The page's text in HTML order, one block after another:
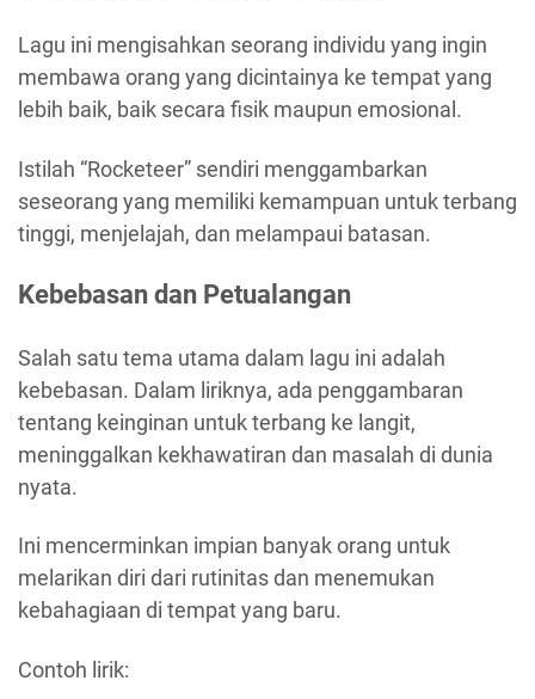
Lagu ini mengisahkan seorang individu yang ingin
membawa orang yang dicintainya ke tempat yang
lebih baik, baik secara fisik maupun emosional.
Istilah “Rocketeer” sendiri menggambarkan
seseorang yang memiliki kemampuan untuk terbang
tinggi, menjelajah, dan melampaui batasan.
Kebebasan dan Petualangan
Salah satu tema utama dalam lagu ini adalah
kebebasan. Dalam liriknya, ada penggambaran
tentang keinginan untuk terbang ke langit,
meninggalkan kekhawatiran dan masalah di dunia
nyata.
Ini mencerminkan impian banyak orang untuk
melarikan diri dari rutinitas dan menemukan
kebahagiaan di tempat yang baru.
Contoh lirik: